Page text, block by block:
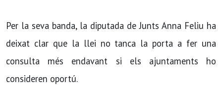
Per la seva banda, la diputada de Junts Anna Feliu ha
deixat clar que la llei no tanca la porta a fer una
consulta més endavant si els ajuntaments ho
consideren oportú.